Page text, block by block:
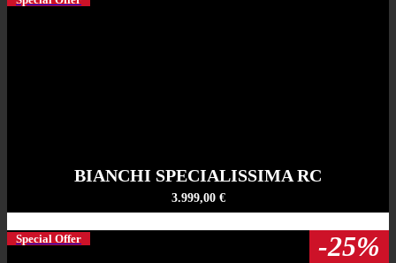
BIANCHI SPECIALISSIMA RC
3.999,00 €
Special Offer -25%